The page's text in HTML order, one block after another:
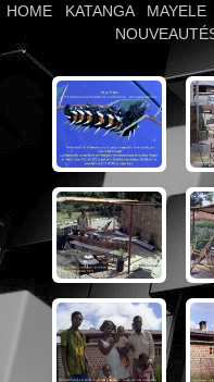
HOME KATANGA| MAYELE|